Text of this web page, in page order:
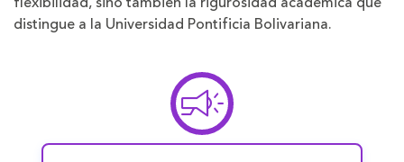
distingue a la Universidad Pontificia Bolivariana.